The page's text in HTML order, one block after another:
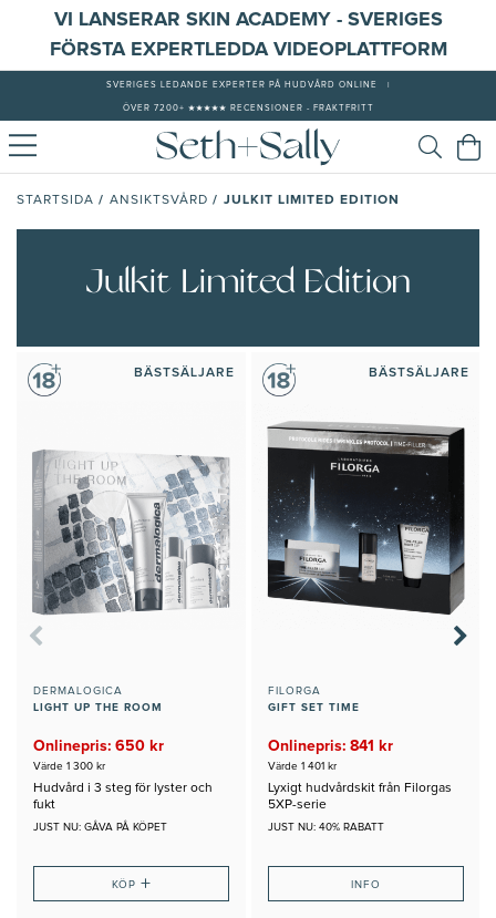
VI LANSERAR SKIN ACADEMY - SVERIGES
FÖRSTA EXPERTLEDDA VIDEOPLATTFORM
SVERIGES LEDANDE EXPERTER PÅ HUDVÅRD ONLINE
ÖVER 7200+ ★★★★★ RECENSIONER - FRAKTFRITT
STARTSIDA / ANSIKTSVÅRD / JULKIT LIMITED EDITION
Julkit Limited Edition
BÄSTSÄLJARE
DERMALOGICA
LIGHT UP THE ROOM
Onlinepris: 650 kr
Värde 1 300 kr
Hudvård i 3 steg för lyster och
fukt
JUST NU: GÅVA PÅ KÖPET
KÖP +
BÄSTSÄLJARE
FILORGA
GIFT SET TIME
Onlinepris: 841 kr
Värde 1 401 kr
Lyxigt hudvårdskit från Filorgas
5XP-serie
JUST NU: 40% RABATT
INFO